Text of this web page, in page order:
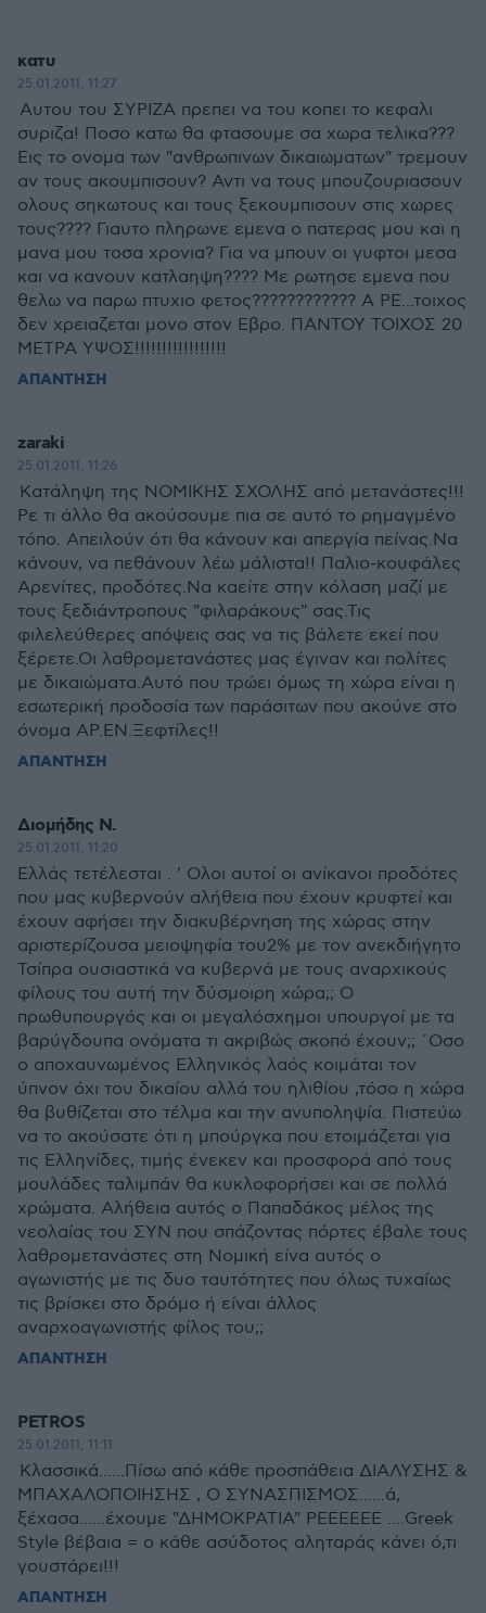
κατυ
25.01.2011, 11:27
Αυτου του ΣΥΡΙΖΑ πρεπει να του κοπει το κεφαλι
συριζα! Ποσο κατω θα φτασουμε σα χωρα τελικα???
Εις το ονομα των "ανθρωπινων δικαιωματων" τρεμουν
αν τους ακουμπισουν? Αντι να τους μπουζουριασουν
ολους σηκωτους και τους ξεκουμπισουν στις χωρες
τους???? Γιαυτο πληρωνε εμενα ο πατερας μου και η
μανα μου τοσα χρονια? Για να μπουν οι γυφτοι μεσα
και να κανουν κατλαηψη???? Με ρωτησε εμενα που
θελω να παρω πτυχιο φετος???????????? Α ΡΕ...τοιχος
δεν χρειαζεται μονο στον Εβρο. ΠΑΝΤΟΥ ΤΟΙΧΟΣ 20
ΜΕΤΡΑ ΥΨΟΣ!!!!!!!!!!!!!!!!!
ΑΠΑΝΤΗΣΗ
zaraki
25.01.2011, 11:26
Κατάληψη της ΝΟΜΙΚΗΣ ΣΧΟΛΗΣ από μετανάστες!!!
Ρε τι άλλο θα ακούσουμε πια σε αυτό το ρημαγμένο
τόπο. Απειλούν ότι θα κάνουν και απεργία πείνας.Να
κάνουν, να πεθάνουν λέω μάλιστα!! Παλιο-κουφάλες
Αρενίτες, προδότες.Να καείτε στην κόλαση μαζί με
τους ξεδιάντροπους "φιλαράκους" σας.Τις
φιλελεύθερες απόψεις σας να τις βάλετε εκεί που
ξέρετε.Οι λαθρομετανάστες μας έγιναν και πολίτες
με δικαιώματα.Αυτό που τρώει όμως τη χώρα είναι η
εσωτερική προδοσία των παράσιτων που ακούνε στο
όνομα ΑΡ.ΕΝ.Ξεφτίλες!!
ΑΠΑΝΤΗΣΗ
Διομήδης Ν.
25.01.2011, 11:20
Ελλάς τετέλεσται . ' Ολοι αυτοί οι ανίκανοι προδότες
που μας κυβερνούν αλήθεια που έχουν κρυφτεί και
έχουν αφήσει την διακυβέρνηση της χώρας στην
αριστερίζουσα μειοψηφία του2% με τον ανεκδιήγητο
Τσίπρα ουσιαστικά να κυβερνά με τους αναρχικούς
φίλους του αυτή την δύσμοιρη χώρα;; Ο
πρωθυπουργός και οι μεγαλόσχημοι υπουργοί με τα
βαρύγδουπα ονόματα τι ακριβώς σκοπό έχουν;; ΄Οσο
ο αποχαυνωμένος Ελληνικός λαός κοιμάται τον
ύπνον όχι του δικαίου αλλά του ηλιθίου ,τόσο η χώρα
θα βυθίζεται στο τέλμα και την ανυποληψία. Πιστεύω
να το ακούσατε ότι η μπούργκα που ετοιμάζεται για
τις Ελληνίδες, τιμής ένεκεν και προσφορά από τους
μουλάδες ταλιμπάν θα κυκλοφορήσει και σε πολλά
χρώματα. Αλήθεια αυτός ο Παπαδάκος μέλος της
νεολαίας του ΣΥΝ που σπάζοντας πόρτες έβαλε τους
λαθρομετανάστες στη Νομική είνα αυτός ο
αγωνιστής με τις δυο ταυτότητες που όλως τυχαίως
τις βρίσκει στο δρόμο ή είναι άλλος
αναρχοαγωνιστής φίλος του;;
ΑΠΑΝΤΗΣΗ
PETROS
25.01.2011, 11:11
Κλασσικά......Πίσω από κάθε προσπάθεια ΔΙΑΛΥΣΗΣ &
ΜΠΑΧΑΛΟΠΟΙΗΣΗΣ , Ο ΣΥΝΑΣΠΙΣΜΟΣ......ά,
ξέχασα......έχουμε "ΔΗΜΟΚΡΑΤΙΑ" ΡΕΕΕΕΕΕ ....Greek
Style βέβαια = ο κάθε ασύδοτος αληταράς κάνει ό,τι
γουστάρει!!!
ΑΠΑΝΤΗΣΗ